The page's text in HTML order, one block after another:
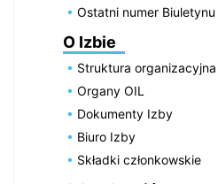
Ostatni numer Biuletynu
O Izbie
Struktura organizacyjna
Organy OIL
Dokumenty Izby
Biuro Izby
Składki członkowskie